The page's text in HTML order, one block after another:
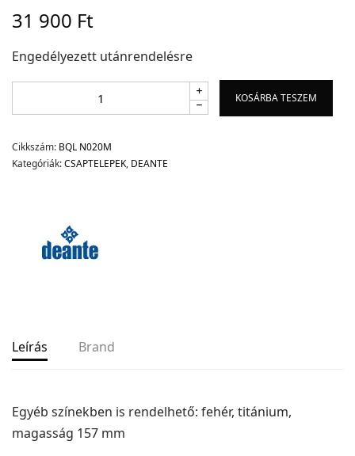
31 900 Ft
Engedélyezett utánrendelésre
KOSÁRBA TESZEM
Cikkszám: BQL N020M
Kategóriák:CSAPTELEPEK, DEANTE
Leírás Brand
Egyéb színekben is rendelhető: fehér, titánium,
magasság 157 mm